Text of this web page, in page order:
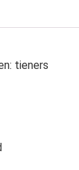
tieners